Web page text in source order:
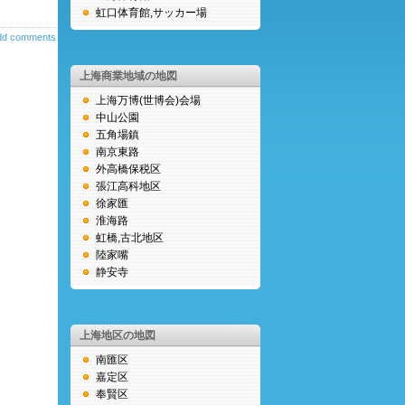
comments
虹口体育館,サッカー場
上海商業地域の地図
上海万博(世博会)会場
中山公園
五角場鎮
南京東路
外高橋保税区
張江高科地区
徐家匯
淮海路
虹橋,古北地区
陸家嘴
静安寺
上海地区の地図
南匯区
嘉定区
奉賢区